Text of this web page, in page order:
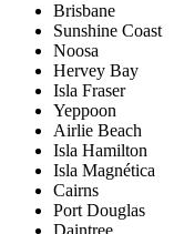
Brisbane
Sunshine Coast
Noosa
Hervey Bay
Isla Fraser
Yeppoon
Airlie Beach
Isla Hamilton
Isla Magnética
Cairns
Port Douglas
Daintree